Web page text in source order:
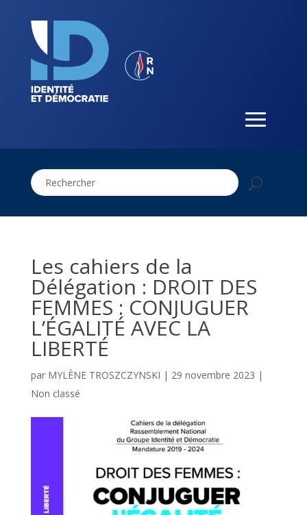
Les cahiers de la
Délégation : DROIT DES
FEMMES : CONJUGUER
L’ÉGALITÉ AVEC LA
LIBERTÉ
par MYLÈNE TROSZCZYNSKI | 29 novembre 2023 |
Non classé